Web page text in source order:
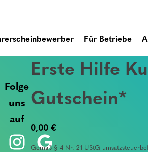
Für Betriebe
Erste Hilfe
Gutschein*
0,00 €
Gemäß § 4 Nr. 21 UStG
Folge
uns
auf